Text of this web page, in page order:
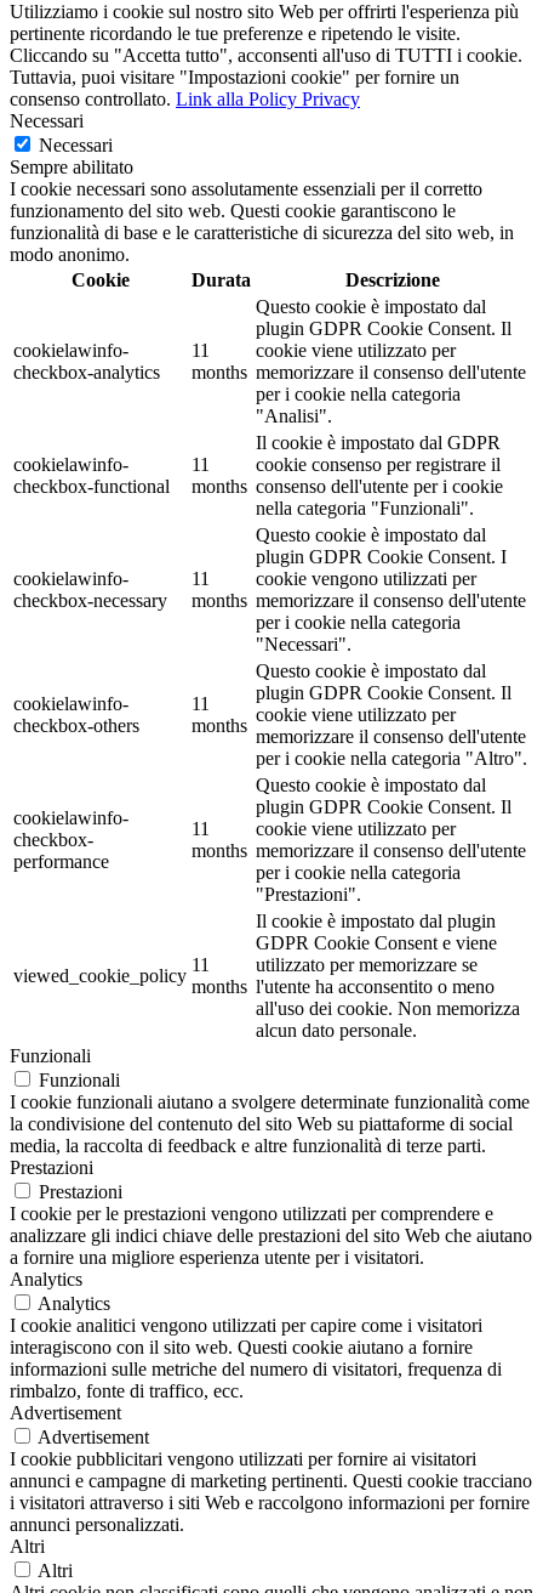
Utilizziamo i cookie sul nostro sito Web per offrirti l'esperienza più
pertinente ricordando le tue preferenze e ripetendo le visite.
Cliccando su "Accetta tutto", acconsenti all'uso di TUTTI i cookie.
Tuttavia, puoi visitare "Impostazioni cookie" per fornire un
consenso controllato. Link alla Policy Privacy
Necessari
Necessari
Sempre abilitato
I cookie necessari sono assolutamente essenziali per il corretto
funzionamento del sito web. Questi cookie garantiscono le
funzionalità di base e le caratteristiche di sicurezza del sito web, in
modo anonimo.
Cookie
Durata Descrizione
cookielawinfo-
checkbox-analytics
11
months
Questo cookie è impostato dal
plugin GDPR Cookie Consent. Il
cookie viene utilizzato per
memorizzare il consenso dell'utente
per i cookie nella categoria
"Analisi".
cookielawinfo-
checkbox-functional
11
months
Il cookie è impostato dal GDPR
cookie consenso per registrare il
consenso dell'utente per i cookie
nella categoria "Funzionali".
cookielawinfo-
checkbox-necessary
11
months
Questo cookie è impostato dal
plugin GDPR Cookie Consent. I
cookie vengono utilizzati per
memorizzare il consenso dell'utente
per i cookie nella categoria
"Necessari".
cookielawinfo-
checkbox-others
11
months
Questo cookie è impostato dal
plugin GDPR Cookie Consent. Il
cookie viene utilizzato per
memorizzare il consenso dell'utente
per i cookie nella categoria "Altro".
cookielawinfo-
checkbox-
performance
11
months
Questo cookie è impostato dal
plugin GDPR Cookie Consent. Il
cookie viene utilizzato per
memorizzare il consenso dell'utente
per i cookie nella categoria
"Prestazioni".
viewed_cookie_policy
11
months
Il cookie è impostato dal plugin
GDPR Cookie Consent e viene
utilizzato per memorizzare se
l'utente ha acconsentito o meno
all'uso dei cookie. Non memorizza
alcun dato personale.
Funzionali
Funzionali
I cookie funzionali aiutano a svolgere determinate funzionalità come
la condivisione del contenuto del sito Web su piattaforme di social
media, la raccolta di feedback e altre funzionalità di terze parti.
Prestazioni
Prestazioni
I cookie per le prestazioni vengono utilizzati per comprendere e
analizzare gli indici chiave delle prestazioni del sito Web che aiutano
a fornire una migliore esperienza utente per i visitatori.
Analytics
Analytics
I cookie analitici vengono utilizzati per capire come i visitatori
interagiscono con il sito web. Questi cookie aiutano a fornire
informazioni sulle metriche del numero di visitatori, frequenza di
rimbalzo, fonte di traffico, ecc.
Advertisement
Advertisement
I cookie pubblicitari vengono utilizzati per fornire ai visitatori
annunci e campagne di marketing pertinenti. Questi cookie tracciano
i visitatori attraverso i siti Web e raccolgono informazioni per fornire
annunci personalizzati.
Altri
Altri